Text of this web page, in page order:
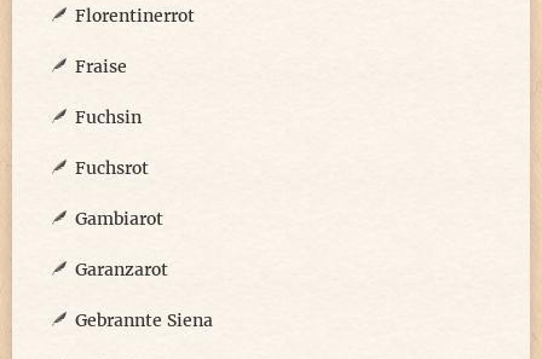
Florentinerrot
Fraise
Fuchsin
Fuchsrot
Gambiarot
Garanzarot
Gebrannte Siena